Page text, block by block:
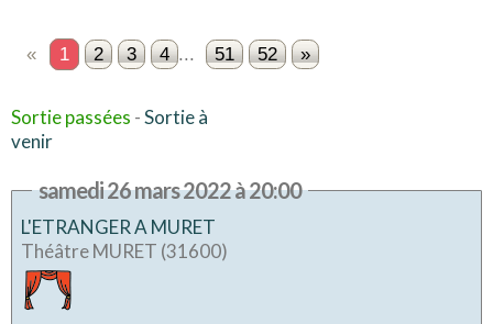
« 1 2 3 4 ... 51 52 »
Sortie passées -Sortie à
venir
samedi 26 mars 2022 à 20:00
L'ETRANGER A MURET
Théâtre MURET (31600)